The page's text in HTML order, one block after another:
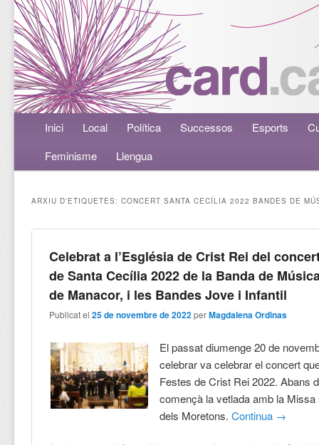
Menú principalAneu al contingut principal
Aneu al contingut secundari
Inici Local Política Successos Esports
Feminisme
Llengua
ARXIU D'ETIQUETES:CONCERT SANTA CECÍLIA 2022 BANDES DE
Celebrat a l’Església de Crist Rei del
de Santa Cecília 2022 de la Banda de
de Manacor, i les Bandes Jove i Infantil
Publicat el25 de novembre de 2022 perMagdalena Ordinas
El passat diumenge 20 de
celebrar va celebrar el concert
Festes de Crist Rei 2022. Abans
començà la vetlada amb la Missa
dels Moretons.Continua →